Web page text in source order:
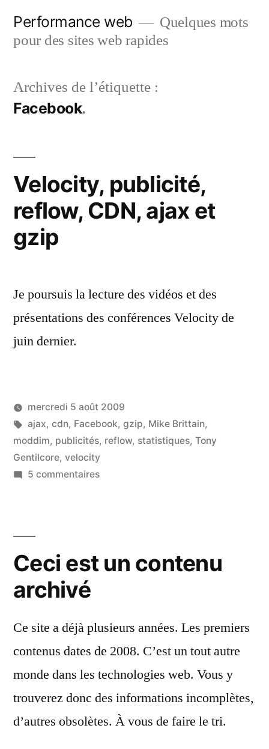
Performance web
Quelques mots
pour des sites web rapides
Archives de l’étiquette :
Facebook
Velocity, publicité,
reflow, CDN, ajax et
gzip
Je poursuis la lecture des vidéos et des
présentations des conférences Velocity de
juin dernier.
mercredi 5 août 2009
Étiquettes :
ajax, cdn, Facebook, gzip, Mike Brittain,
moddim, publicités, reflow, statistiques, Tony
Gentilcore, velocity
5 commentairessur
ajax
et
Ceci est un contenu
archivé
Ce site a déjà plusieurs années. Les premiers
contenus dates de 2008. C’est un tout autre
monde dans les technologies web. Vous y
trouverez donc des informations incomplètes,
d’autres obsolètes. À vous de faire le tri.